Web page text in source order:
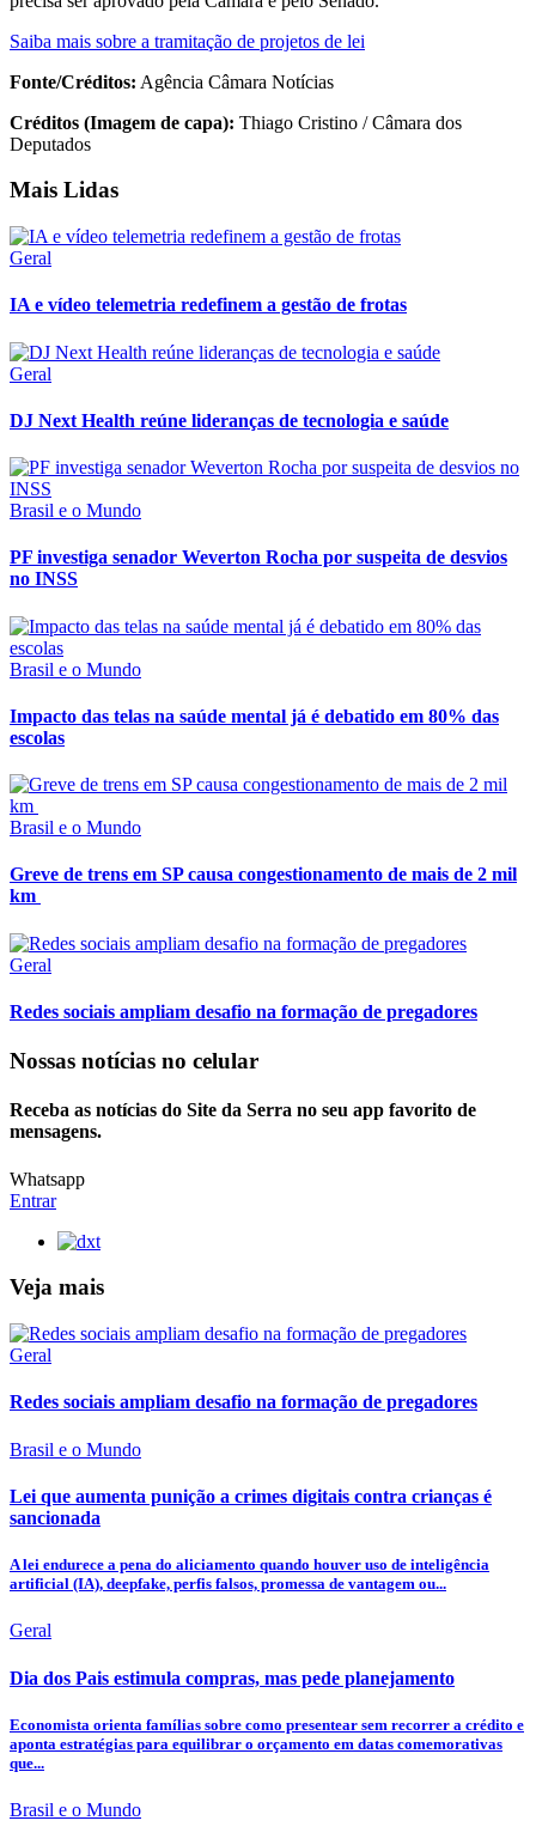
Saiba mais sobre a tramitação de projetos de lei
Fonte/Créditos: Agência Câmara Notícias
Créditos (Imagem de capa): Thiago Cristino / Câmara dos
Deputados
Mais Lidas
Geral
IA e vídeo telemetria redefinem a gestão de frotas
Geral
DJ Next Health reúne lideranças de tecnologia e saúde
Brasil e o Mundo
PF investiga senador Weverton Rocha por suspeita de desvios
no INSS
Brasil e o Mundo
Impacto das telas na saúde mental já é debatido em 80% das
escolas
Brasil e o Mundo
Greve de trens em SP causa congestionamento de mais de 2 mil
km
Geral
Redes sociais ampliam desafio na formação de pregadores
Nossas notícias no celular
Receba as notícias do Site da Serra no seu app favorito de
mensagens.
Whatsapp
Entrar
Veja mais
Geral
Redes sociais ampliam desafio na formação de pregadores
Brasil e o Mundo
Lei que aumenta punição a crimes digitais contra crianças é
sancionada
A lei endurece a pena do aliciamento quando houver uso de inteligência
artificial (IA), deepfake, perfis falsos, promessa de vantagem ou...
Geral
Dia dos Pais estimula compras, mas pede planejamento
Economista orienta famílias sobre como presentear sem recorrer a crédito e
aponta estratégias para equilibrar o orçamento em datas comemorativas
que...
Brasil e o Mundo